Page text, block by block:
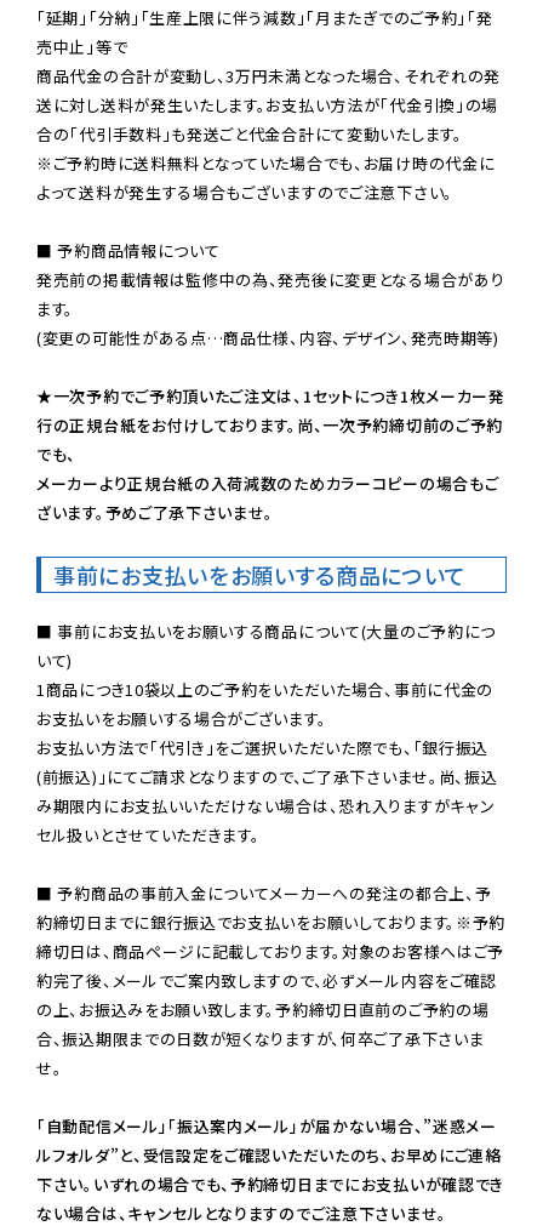
「延期」「分納」「生産上限に伴う減数」「月またぎでのご予約」「発
売中止」等で
商品代金の合計が変動し、3万円未満となった場合、それぞれの発
送に対し送料が発生いたします。お支払い方法が「代金引換」の場
※ご予約時に送料無料となっていた場合でも、お届け時の代金に
よって送料が発生する場合もございますのでご注意下さい。
■ 予約商品情報について
発売前の掲載情報は監修中の為、発売後に変更となる場合があり
ます。
(変更の可能性がある点…商品仕様、内容、デザイン、発売時期等)
★一次予約でご予約頂いたご注文は、1セットにつき1枚メーカー発
行の正規台紙をお付けしております。尚、一次予約締切前のご予約
でも、
メーカーより正規台紙の入荷減数のためカラーコピーの場合もご
ざいます。予めご了承下さいませ。
事前にお支払いをお願いする商品について
■ 事前にお支払いをお願いする商品について(大量のご予約につ
いて)
1商品につき10袋以上のご予約をいただいた場合、事前に代金の
お支払いをお願いする場合がございます。
お支払い方法で「代引き」をご選択いただいた際でも、「銀行振込
(前振込)」にてご請求となりますので、ご了承下さいませ。尚、振込
み期限内にお支払いいただけない場合は、恐れ入りますがキャン
セル扱いとさせていただきます。
■ 予約商品の事前入金についてメーカーへの発注の都合上、予
約締切日までに銀行振込でお支払いをお願いしております。※予約
締切日は、商品ページに記載しております。対象のお客様へはご予
約完了後、メールでご案内致しますので、必ずメール内容をご確認
の上、お振込みをお願い致します。予約締切日直前のご予約の場
合、振込期限までの日数が短くなりますが、何卒ご了承下さいま
せ。
「自動配信メール」「振込案内メール」が届かない場合、”迷惑メー
ルフォルダ”と、受信設定をご確認いただいたのち、お早めにご連絡
下さい。いずれの場合でも、予約締切日までにお支払いが確認でき
ない場合は、キャンセルとなりますのでご注意下さいませ。